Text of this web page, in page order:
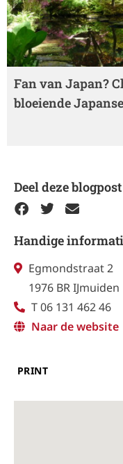
Fan van Japan?
bloeiende
Deel deze blogpost
Handige
Egmondstraat 2
1976 BR IJmuiden
T 06 131 462 46
Naar de website
PRINT